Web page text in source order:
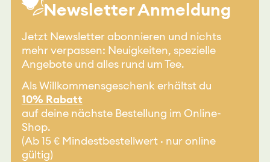
Newsletter Anmeldung
Jetzt Newsletter abonnieren und nichts
mehr verpassen: Neuigkeiten, spezielle
Angebote und alles rund um Tee.
Als Willkommensgeschenk erhältst du
10% Rabatt
auf deine nächste Bestellung im Online-
Shop.
(Ab 15 € Mindestbestellwert · nur online
gültig)